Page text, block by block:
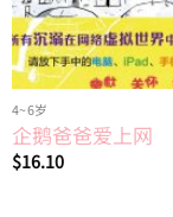
4~6岁
企鹅爸爸爱上网
$16.10